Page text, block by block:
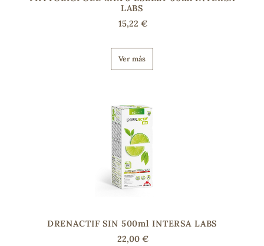
LABS
15,22 €
Ver más
DRENACTIF SIN 500ml INTERSA LABS
22,00 €